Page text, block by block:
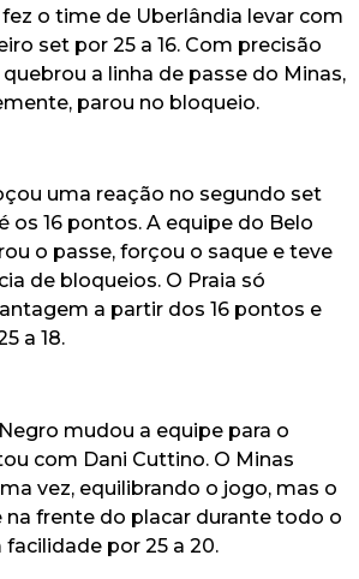
o time de Uberlândia levar com
set por 25 a 16. Com precisão
a linha de passe do Minas,
parou no bloqueio.
uma reação no segundo set
os 16 pontos. A equipe do Belo
o passe, forçou o saque e teve
de bloqueios. O Praia só
a partir dos 16 pontos e
a 18.
mudou a equipe para o
com Dani Cuttino. O Minas
vez, equilibrando o jogo, mas o
na frente do placar durante todo o
por 25 a 20.